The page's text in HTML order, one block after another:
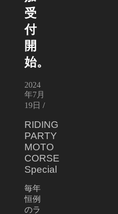
受
付
開
始。
2024
年7月
19日 /
RIDING
PARTY
MOTO
CORSE
Special
毎年
恒例
のラ